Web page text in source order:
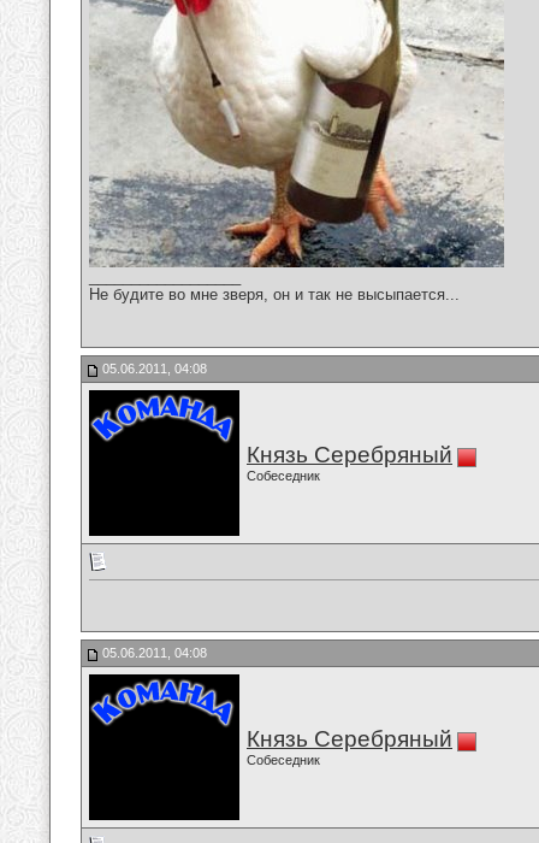
Не будите во мне зверя, он и так не высыпается...
05.06.2011, 04:08
Князь Серебряный
Собеседник
05.06.2011, 04:08
Князь Серебряный
Собеседник